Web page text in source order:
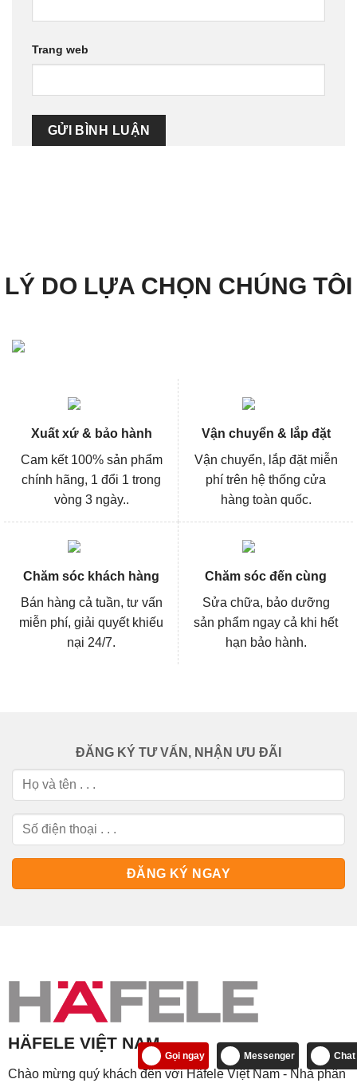
Trang web
LÝ DO LỰA CHỌN CHÚNG TÔI
Xuất xứ & bảo hành
Cam kết 100% sản phẩm
chính hãng, 1 đổi 1 trong
vòng 3 ngày..
Vận chuyển & lắp đặt
Vận chuyển, lắp đặt miễn
phí trên hệ thống cửa
hàng toàn quốc.
Chăm sóc khách hàng
Bán hàng cả tuần, tư vấn
miễn phí, giải quyết khiếu
nại 24/7.
Chăm sóc đến cùng
Sửa chữa, bảo dưỡng
sản phẩm ngay cả khi hết
hạn bảo hành.
ĐĂNG KÝ TƯ VẤN, NHẬN ƯU ĐÃI
HÄFELE VIỆT NAM
Chào mừng quý khách đến với Häfele Việt Nam - Nhà phân
Gọi ngay Messenger